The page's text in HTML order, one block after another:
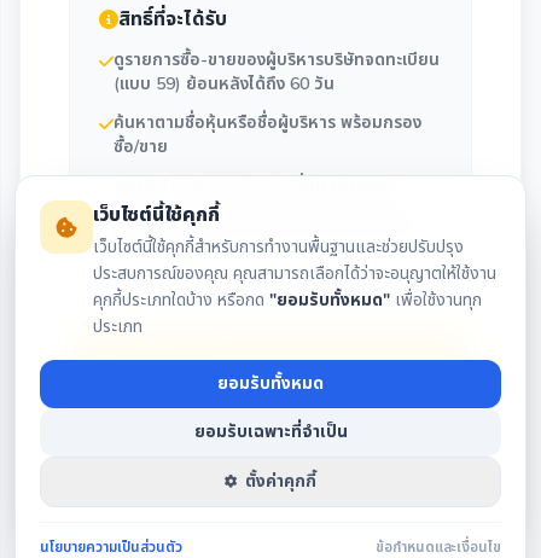
สิทธิ์ที่จะได้รับ
ดูรายการซื้อ-ขายของผู้บริหารบริษัทจดทะเบียน
(แบบ 59) ย้อนหลังได้ถึง 60 วัน
ค้นหาตามชื่อหุ้นหรือชื่อผู้บริหาร พร้อมกรอง
ซื้อ/ขาย
ติดตามประวัติการถือครองและซื้อขายของผู้
บริหารรายคน
เข้าสู่ระบบ
สมัครสมาชิก
เว็บไซต์นี้ใช้คุกกี้
เว็บไซต์นี้ใช้คุกกี้สำหรับการทำงานพื้นฐานและช่วยปรับปรุง
ประสบการณ์ของคุณ คุณสามารถเลือกได้ว่าจะอนุญาตให้ใช้งาน
คุกกี้ประเภทใดบ้าง หรือกด "ยอมรับทั้งหมด" เพื่อใช้งานทุก
ประเภท
ยอมรับทั้งหมด
ยอมรับเฉพาะที่จำเป็น
ตั้งค่าคุกกี้
นโยบายความเป็นส่วนตัว ข้อกำหนดและเงื่อนไข